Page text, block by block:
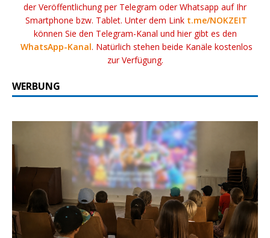
der Veröffentlichung per Telegram oder Whatsapp auf Ihr
Smartphone bzw. Tablet. Unter dem Link t.me/NOKZEIT
können Sie den Telegram-Kanal und hier gibt es den
WhatsApp-Kanal. Natürlich stehen beide Kanäle kostenlos
zur Verfügung.
WERBUNG